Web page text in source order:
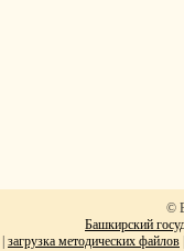
©
Башкирский
загрузка методических файлов